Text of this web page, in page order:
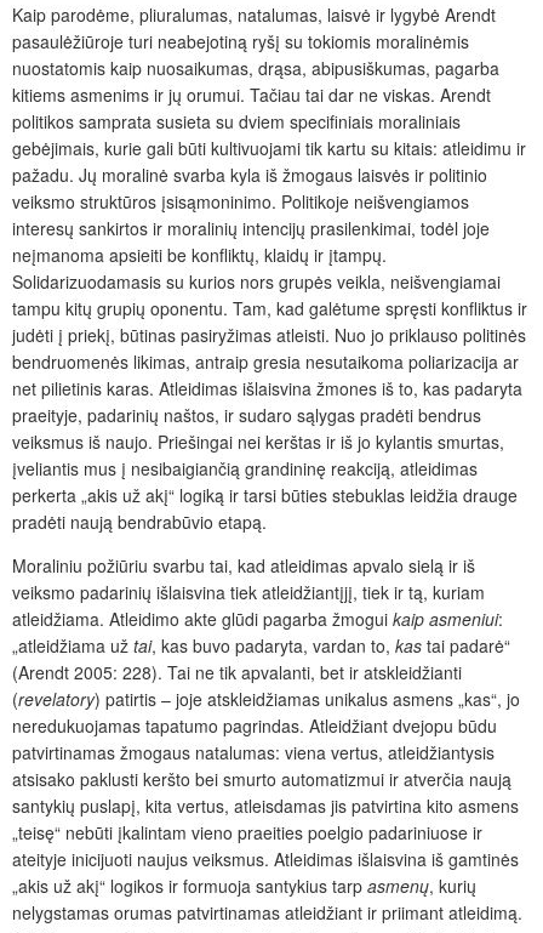
Kaip parodėme, pliuralumas, natalumas, laisvė ir lygybė Arendt
pasaulėžiūroje turi neabejotiną ryšį su tokiomis moralinėmis
nuostatomis kaip nuosaikumas, drąsa, abipusiškumas, pagarba
kitiems asmenims ir jų orumui. Tačiau tai dar ne viskas. Arendt
politikos samprata susieta su dviem specifiniais moraliniais
gebėjimais, kurie gali būti kultivuojami tik kartu su kitais: atleidimu ir
pažadu. Jų moralinė svarba kyla iš žmogaus laisvės ir politinio
veiksmo struktūros įsisąmoninimo. Politikoje neišvengiamos
interesų sankirtos ir moralinių intencijų prasilenkimai, todėl joje
neįmanoma apsieiti be konfliktų, klaidų ir įtampų.
Solidarizuodamasis su kurios nors grupės veikla, neišvengiamai
tampu kitų grupių oponentu. Tam, kad galėtume spręsti konfliktus ir
judėti į priekį, būtinas pasiryžimas atleisti. Nuo jo priklauso politinės
bendruomenės likimas, antraip gresia nesutaikoma poliarizacija ar
net pilietinis karas. Atleidimas išlaisvina žmones iš to, kas padaryta
praeityje, padarinių naštos, ir sudaro sąlygas pradėti bendrus
veiksmus iš naujo. Priešingai nei kerštas ir iš jo kylantis smurtas,
įveliantis mus į nesibaigiančią grandininę reakciją, atleidimas
perkerta „akis už akį“ logiką ir tarsi būties stebuklas leidžia drauge
pradėti naują bendrabūvio etapą.
Moraliniu požiūriu svarbu tai, kad atleidimas apvalo sielą ir iš
veiksmo padarinių išlaisvina tiek atleidžiantįjį, tiek ir tą, kuriam
atleidžiama. Atleidimo akte glūdi pagarba žmogui kaip asmeniui:
„atleidžiama už tai, kas buvo padaryta, vardan to, kas tai padarė“
(Arendt 2005: 228). Tai ne tik apvalanti, bet ir atskleidžianti
(revelatory) patirtis – joje atskleidžiamas unikalus asmens „kas“, jo
neredukuojamas tapatumo pagrindas. Atleidžiant dvejopu būdu
patvirtinamas žmogaus natalumas: viena vertus, atleidžiantysis
atsisako paklusti keršto bei smurto automatizmui ir atverčia naują
santykių puslapį, kita vertus, atleisdamas jis patvirtina kito asmens
„teisę“ nebūti įkalintam vieno praeities poelgio padariniuose ir
ateityje inicijuoti naujus veiksmus. Atleidimas išlaisvina iš gamtinės
„akis už akį“ logikos ir formuoja santykius tarp asmenų, kurių
nelygstamas orumas patvirtinamas atleidžiant ir priimant atleidimą.